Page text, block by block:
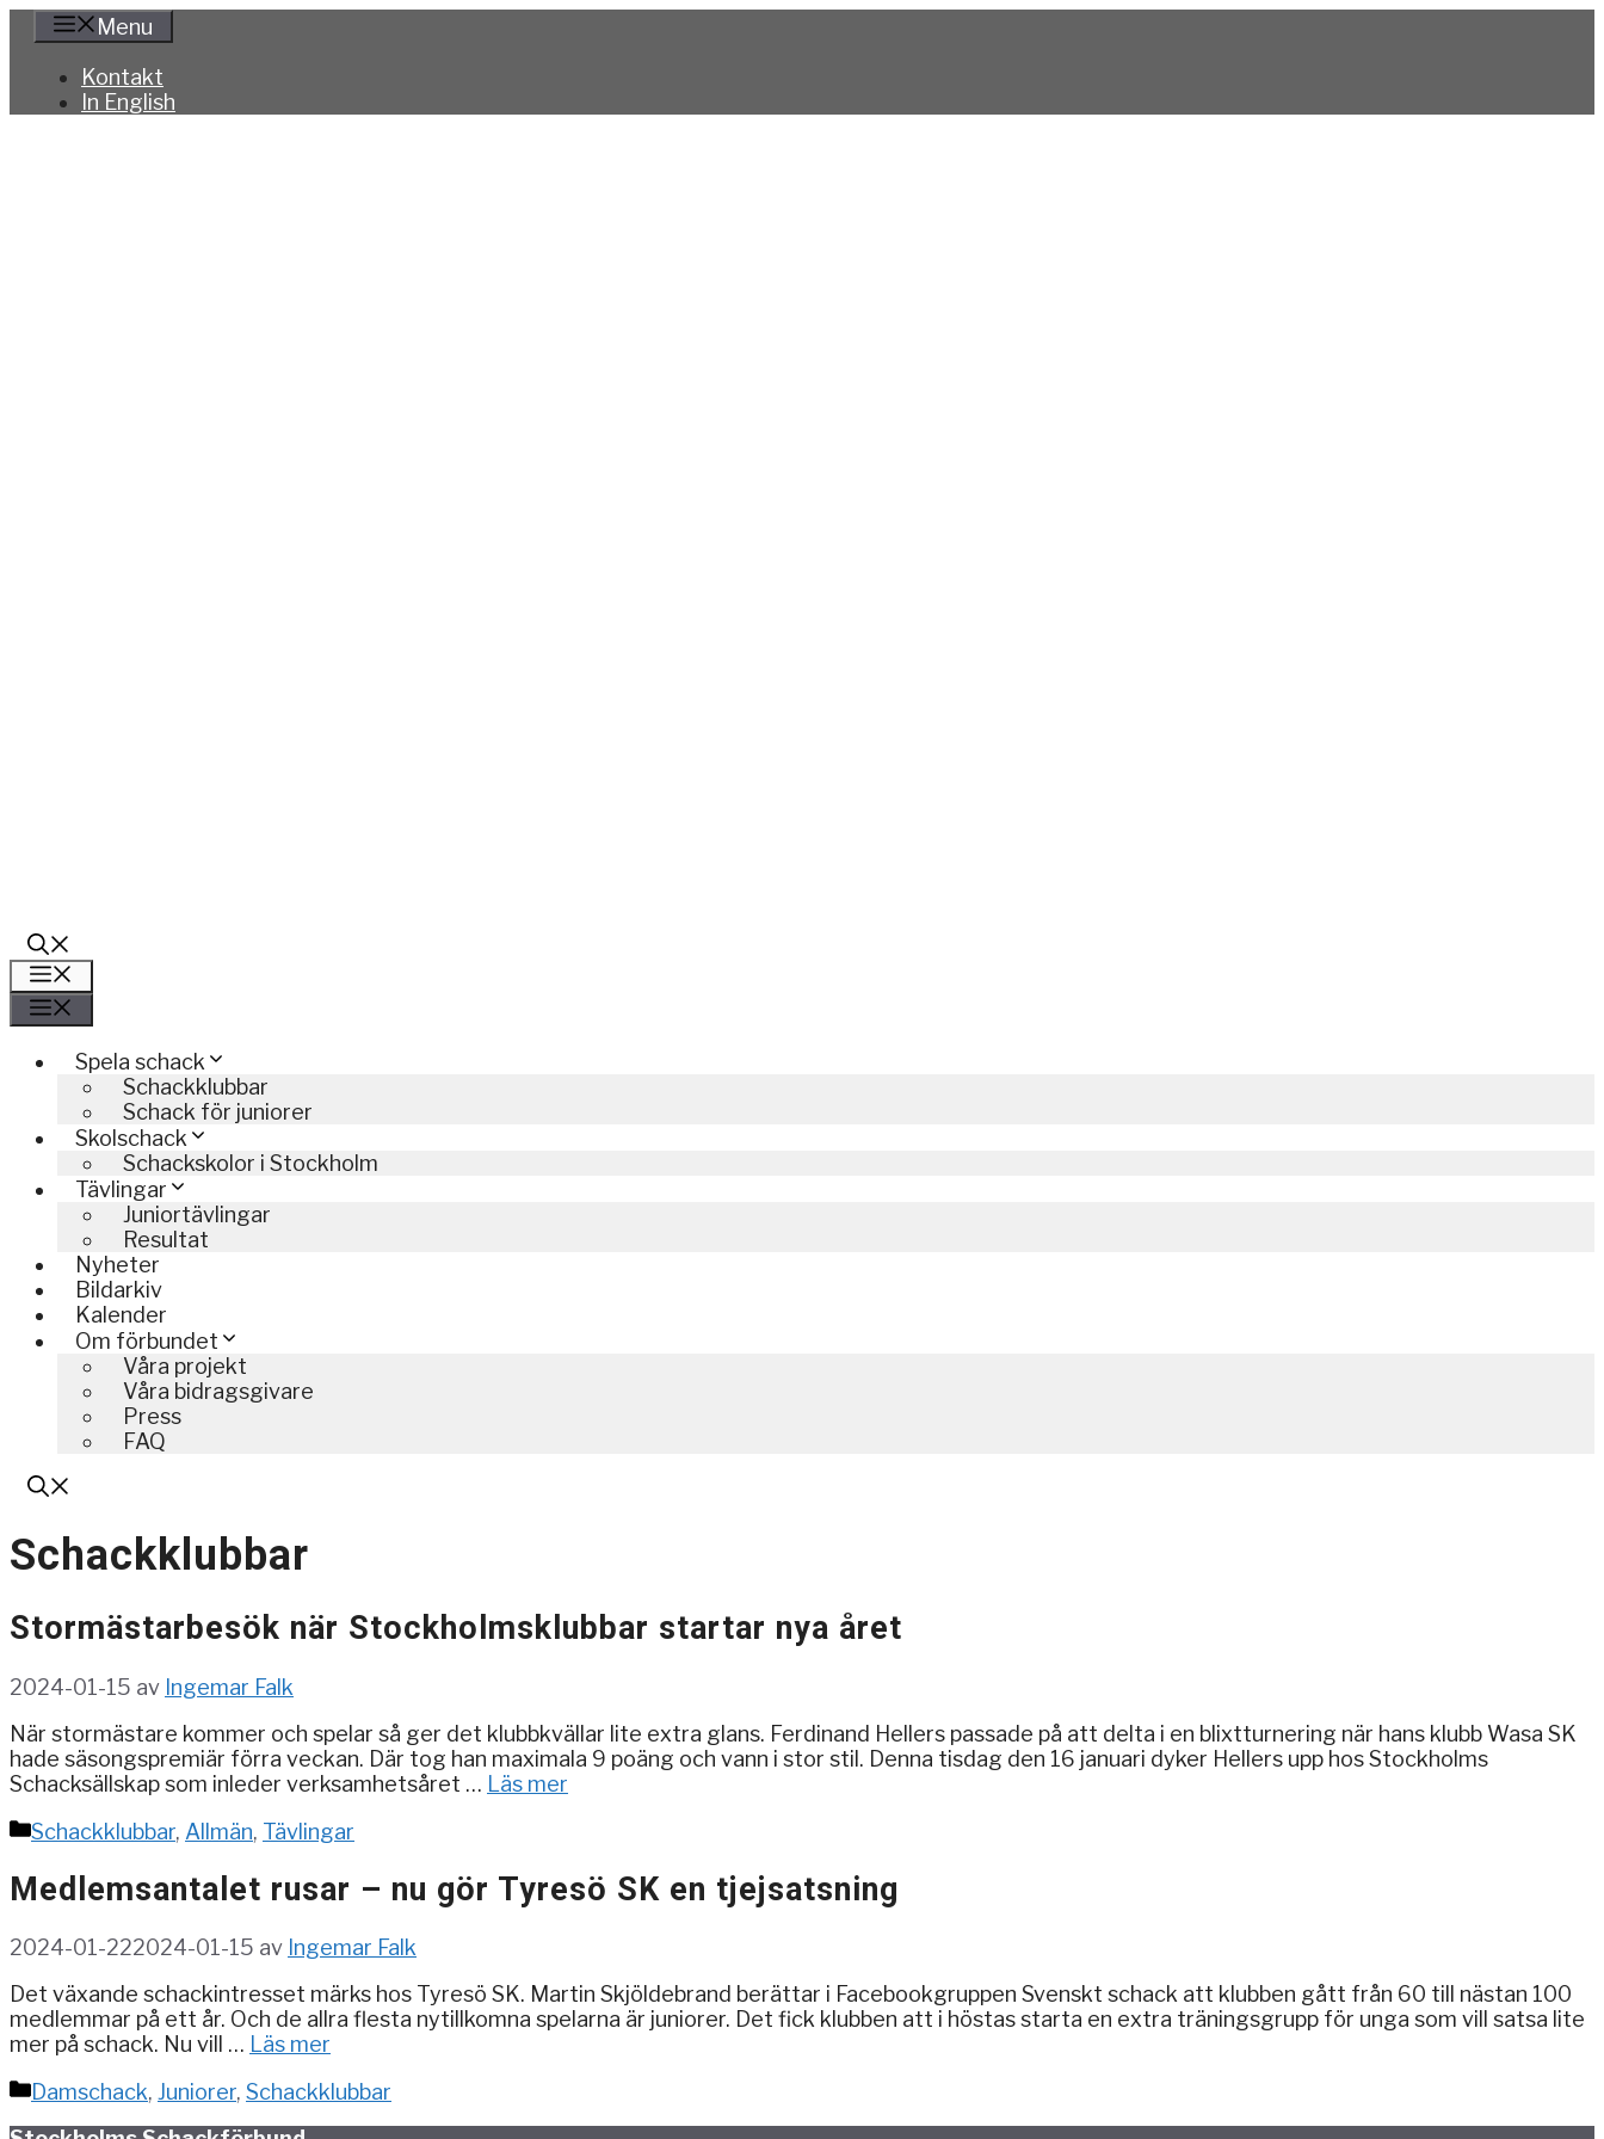
Hoppa
innehåll
Menu
Kontakt
In English
Spela schack
Schackklubbar
Schack för juniorer
Skolschack
Schackskolor i Stockholm
Tävlingar
Juniortävlingar
Resultat
Nyheter
Bildarkiv
Kalender
Om förbundet
Våra projekt
Våra bidragsgivare
Press
FAQ
Schackklubbar
Stormästarbesök när Stockholmsklubbar startar nya året
2024-01-15 av Ingemar Falk
När stormästare kommer och spelar så ger det klubbkvällar lite extra glans. Ferdinand Hellers passade på att delta i en blixtturnering när hans klubb Wasa SK
hade säsongspremiär förra veckan. Där tog han maximala 9 poäng och vann i stor stil. Denna tisdag den 16 januari dyker Hellers upp hos Stockholms
Schacksällskap som inleder verksamhetsåret … Läs mer
Kategorier
Schackklubbar, Allmän, Tävlingar
Medlemsantalet rusar – nu gör Tyresö SK en tjejsatsning
2024-01-222024-01-15 av Ingemar Falk
Det växande schackintresset märks hos Tyresö SK. Martin Skjöldebrand berättar i Facebookgruppen Svenskt schack att klubben gått från 60 till nästan 100
medlemmar på ett år. Och de allra flesta nytillkomna spelarna är juniorer. Det fick klubben att i höstas starta en extra träningsgrupp för unga som vill satsa lite
mer på schack. Nu vill … Läs mer
Kategorier
Damschack, Juniorer, Schackklubbar